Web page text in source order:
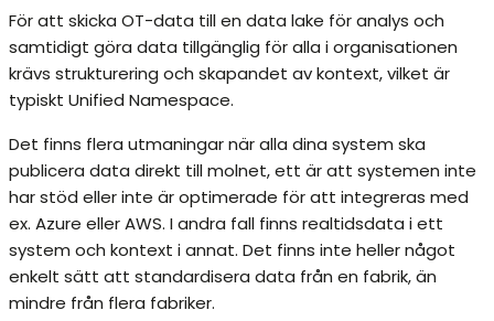
För att skicka OT-data till en data lake för analys och
samtidigt göra data tillgänglig för alla i organisationen
krävs strukturering och skapandet av kontext, vilket är
typiskt Unified Namespace.
Det finns flera utmaningar när alla dina system ska
publicera data direkt till molnet, ett är att systemen inte
har stöd eller inte är optimerade för att integreras med
ex. Azure eller AWS. I andra fall finns realtidsdata i ett
system och kontext i annat. Det finns inte heller något
enkelt sätt att standardisera data från en fabrik, än
mindre från flera fabriker.